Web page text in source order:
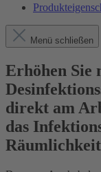
Menü schließen
Erhöhen Sie
direkt am
das